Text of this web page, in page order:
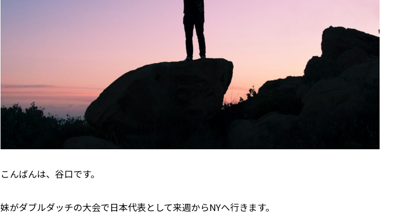
こんばんは、谷口です。
妹がダブルダッチの大会で日本代表として来週からNYへ行きます。